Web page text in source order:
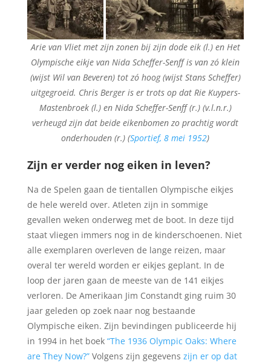
Arie van Vliet met zijn zonen bij zijn dode eik (l.) en Het
Olympische eikje van Nida Scheffer-Senff is van zó klein
(wijst Wil van Beveren) tot zó hoog (wijst Stans Scheffer)
uitgegroeid. Chris Berger is er trots op dat Rie Kuypers-
Mastenbroek (l.) en Nida Scheffer-Senff (r.) (v.l.n.r.)
verheugd zijn dat beide eikenbomen zo prachtig wordt
onderhouden (r.) (Sportief, 8 mei 1952)
Zijn er verder nog eiken in leven?
Na de Spelen gaan de tientallen Olympische eikjes
de hele wereld over. Atleten zijn in sommige
gevallen weken onderweg met de boot. In deze tijd
staat vliegen immers nog in de kinderschoenen. Niet
alle exemplaren overleven de lange reizen, maar
overal ter wereld worden er eikjes geplant. In de
loop der jaren gaan de meeste van de 141 eikjes
verloren. De Amerikaan Jim Constandt ging ruim 30
jaar geleden op zoek naar nog bestaande
Olympische eiken. Zijn bevindingen publiceerde hij
in 1994 in het boek “The 1936 Olympic Oaks: Where
are They Now?”Volgens zijn gegevens zijn er op dat